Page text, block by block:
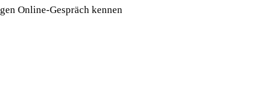
Online-Gespräch kennen